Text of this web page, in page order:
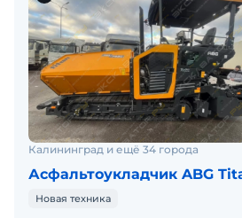
Калининград и ещё 34 города
Асфальтоукладчик ABG
Новая техника